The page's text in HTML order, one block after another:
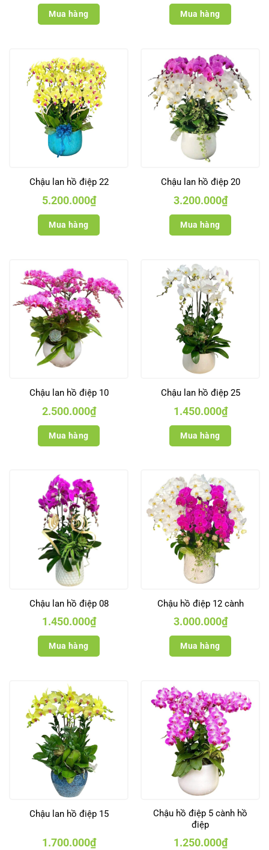
Mua hàng Mua hàng
Chậu lan hồ điệp 22
5.200.000₫
Mua hàng
Chậu lan hồ điệp 20
3.200.000₫
Mua hàng
Chậu lan hồ điệp 10
2.500.000₫
Mua hàng
Chậu lan hồ điệp 25
1.450.000₫
Mua hàng
Chậu lan hồ điệp 08
1.450.000₫
Mua hàng
Chậu hồ điệp 12 cành
3.000.000₫
Mua hàng
Chậu lan hồ điệp 15
1.700.000₫
Chậu hồ điệp 5 cành hồ
điệp
1.250.000₫